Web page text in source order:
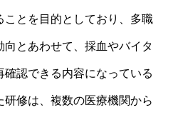
ことを目的としており、多職
とあわせて、採血やバイタ
認できる内容になっている
修は、複数の医療機関から